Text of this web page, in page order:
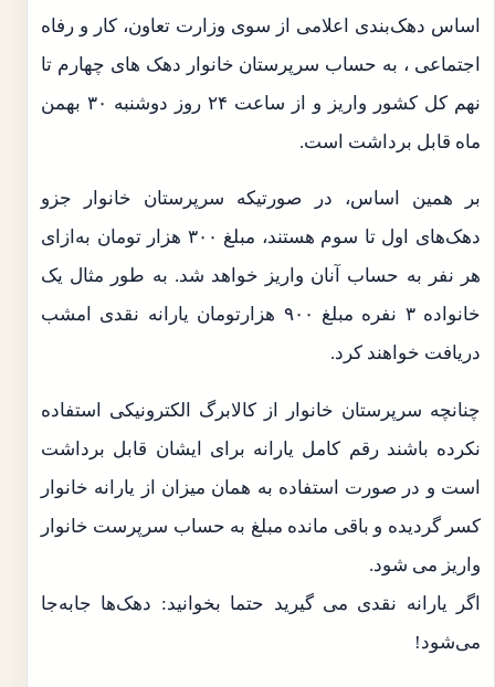
اساس دهک‌بندی اعلامی از سوی وزارت تعاون، کار و رفاه
اجتماعی ، به حساب سرپرستان خانوار دهک های چهارم تا
نهم کل کشور واریز و از ساعت ۲۴ روز دوشنبه ۳۰ بهمن
ماه قابل برداشت است.
بر همین اساس، در صورتیکه سرپرستان خانوار جزو
دهک‌های اول تا سوم هستند، مبلغ ۳۰۰ هزار تومان به‌ازای
هر نفر به حساب آنان واریز خواهد شد. به طور مثال یک
خانواده ۳ نفره مبلغ ۹۰۰ هزارتومان یارانه نقدی امشب
دریافت خواهند کرد.
چنانچه سرپرستان خانوار از کالابرگ الکترونیکی استفاده
نکرده باشند رقم کامل یارانه برای ایشان قابل برداشت
است و در صورت استفاده به همان میزان از یارانه خانوار
کسر گردیده و باقی مانده مبلغ به حساب سرپرست خانوار
واریز می شود.
اگر یارانه نقدی می گیرید حتما بخوانید: دهک‌ها جابه‌جا
می‌شود!